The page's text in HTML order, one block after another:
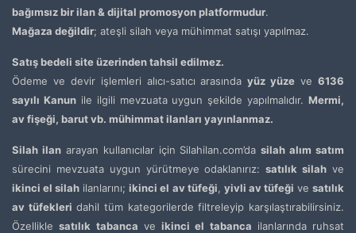
bağımsız bir ilan & dijital promosyon platformudur.
Mağaza değildir; ateşli silah veya mühimmat satışı yapılmaz.
Satış bedeli site üzerinden tahsil edilmez.
Ödeme ve devir işlemleri alıcı-satıcı arasındayüz yüze ve6136
sayılı Kanunile ilgili mevzuata uygun şekilde yapılmalıdır. Mermi,
av fişeği, barut vb. mühimmat ilanları yayınlanmaz.
Silah ilanarayan kullanıcılar için Silahilan.com’dasilah alım satım
sürecini mevzuata uygun yürütmeye odaklanırız:satılık silah ve
ikinci el silah ilanlarını;ikinci el av tüfeği, yivli av tüfeği vesatılık
av tüfekleri dahil tüm kategorilerde filtreleyip karşılaştırabilirsiniz.
Özelliklesatılık tabanca ve ikinci el tabanca ilanlarında ruhsat